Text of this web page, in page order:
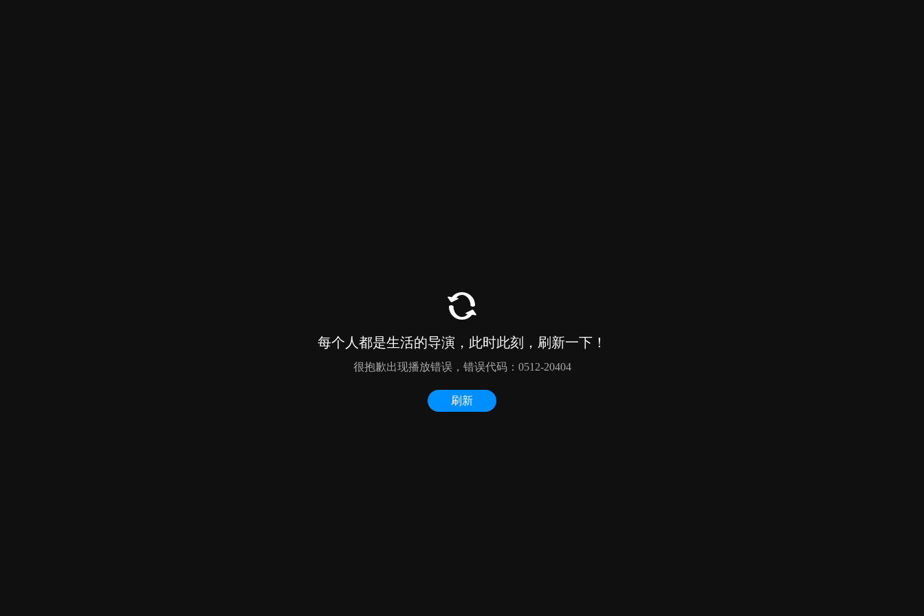
每个人都是生活的导演，此时此刻，刷新一下！
很抱歉出现播放错误，错误代码：0512-20404
刷新